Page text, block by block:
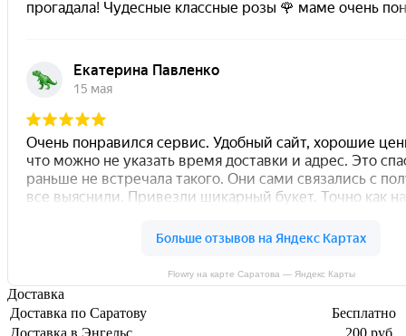
Flowry на карте Саратова — Яндекс Карты
Доставка
Доставка по Саратову
Бесплатно
Доставка в Энгельс
200 руб.